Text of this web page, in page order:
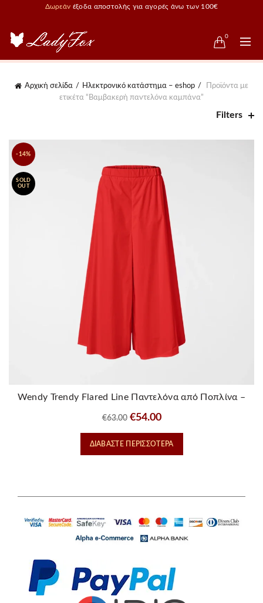
Δωρεάν έξοδα αποστολής για αγορές άνω των 100€
0
Αρχική σελίδα Ηλεκτρονικό κατάστημα – eshop
Προϊόντα με
ετικέτα “Βαμβακερή παντελόνα καμπάνα”
Filters
-14%
SOLD
OUT
Wendy Trendy Flared Line Παντελόνα από Ποπλίνα –
€63.00 Original
price
was:
€54.00Η
τρέχουσα
τιμή
ΔΙΑΒΆΣΤΕ ΠΕΡΙΣΣΌΤΕΡΑ